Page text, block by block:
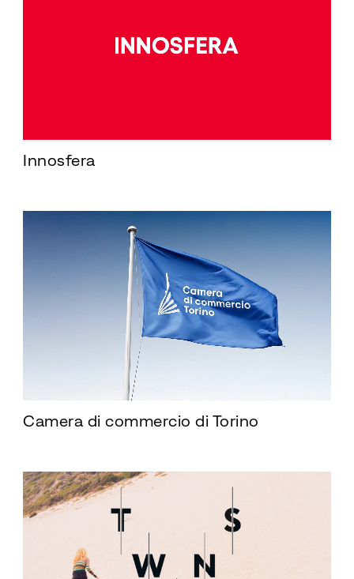
Innosfera
Camera di commercio di Torino